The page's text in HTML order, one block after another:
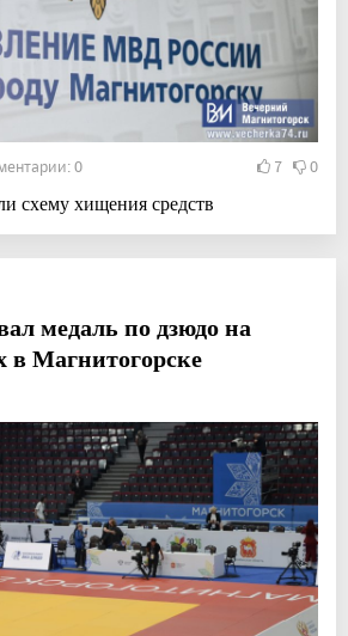
0 7 0
схему хищения средств
медаль по дзюдо на
в Магнитогорске